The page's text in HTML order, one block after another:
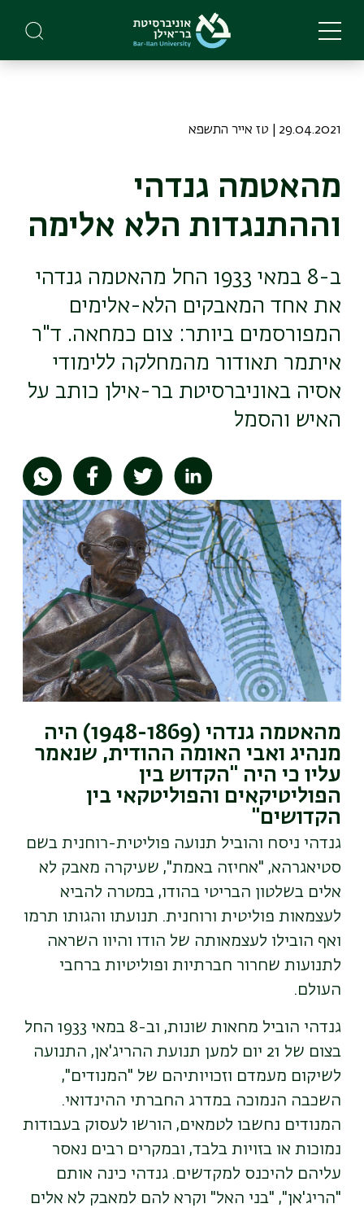
main
29.04.2021 | טז אייר התשפא
מהאטמה גנדהי
וההתנגדות הלא אלימה
ב-8 במאי 1933 החל מהאטמה גנדהי
את אחד המאבקים הלא-אלימים
המפורסמים ביותר: צום כמחאה. ד"ר
איתמר תאודור מהמחלקה ללימודי
אסיה באוניברסיטת בר-אילן כותב על
האיש והסמל
תמונה
מהאטמה גנדהי (1948-1869) היה
מנהיג ואבי האומה ההודית, שנאמר
עליו כי היה "הקדוש בין
הפוליטיקאים והפוליטקאי בין
הקדושים"
גנדהי ניסח והוביל תנועה פוליטית-רוחנית בשם
סטיאגרהא, "אחיזה באמת", שעיקרה מאבק לא
אלים בשלטון הבריטי בהודו, במטרה להביא
לעצמאות פוליטית ורוחנית. תנועתו והגותו תרמו
ואף הובילו לעצמאותה של הודו והיוו השראה
לתנועות שחרור חברתיות ופוליטיות ברחבי
העולם.
גנדהי הוביל מחאות שונות, וב-8 ב
מאי 1933 החל
בצום של 21
יום למען תנועת ההריג'אן, התנועה
לשיקום מעמדם וזכויותיהם של "המנודים",
השכבה הנמוכה במדרג החברתי ההינדואי.
המנודים נחשבו לטמאים, הורשו לעסוק בעבודות
נמוכות או בזויות בלבד, ובמקרים רבים נאסר
עליהם להיכנס למקדשים. גנדהי כינה אותם
"הריג'אן", "בני האל" וקרא להם למאבק לא אלים